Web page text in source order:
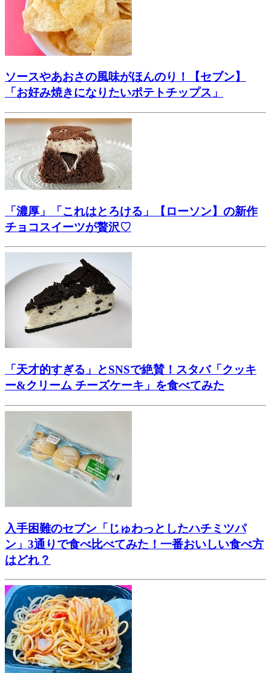
ソースやあおさの風味がほんのり！【セブン】
「お好み焼きになりたいポテトチップス」
「濃厚」「これはとろける」【ローソン】の新作
チョコスイーツが贅沢♡
「天才的すぎる」とSNSで絶賛！スタバ「クッキ
ー&クリーム チーズケーキ」を食べてみた
入手困難のセブン「じゅわっとしたハチミツパ
ン」3通りで食べ比べてみた！一番おいしい食べ方
はどれ？